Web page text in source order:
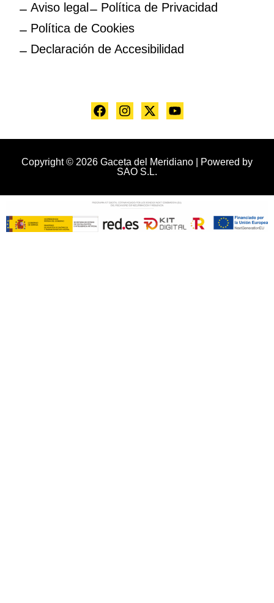
Aviso legal
Política de Privacidad
Política de Cookies
Declaración de Accesibilidad
Copyright © 2026 Gaceta del Meridiano | Powered by
SAO S.L.